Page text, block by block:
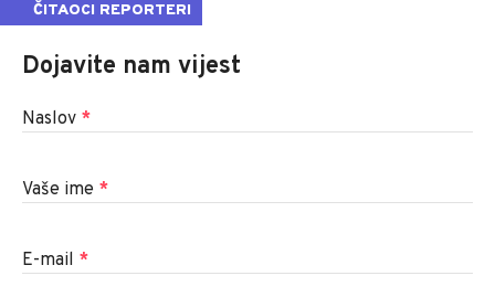
ČITAOCI REPORTERI
Dojavite nam vijest
Naslov *
Vaše ime *
E-mail *